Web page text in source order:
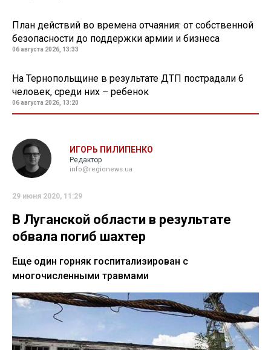
План действий во времена отчаяния: от собственной
безопасности до поддержки армии и бизнеса
06 августа 2026, 13:33
На Тернопольщине в результате ДТП пострадали 6
человек, среди них – ребенок
06 августа 2026, 13:20
ИГОРЬ ПИЛИПЕНКО
Редактор
info@regionews.ua
29 июня 2020, 11:29
В Луганской области в результате
обвала погиб шахтер
Еще один горняк госпитализирован с
многочисленными травмами